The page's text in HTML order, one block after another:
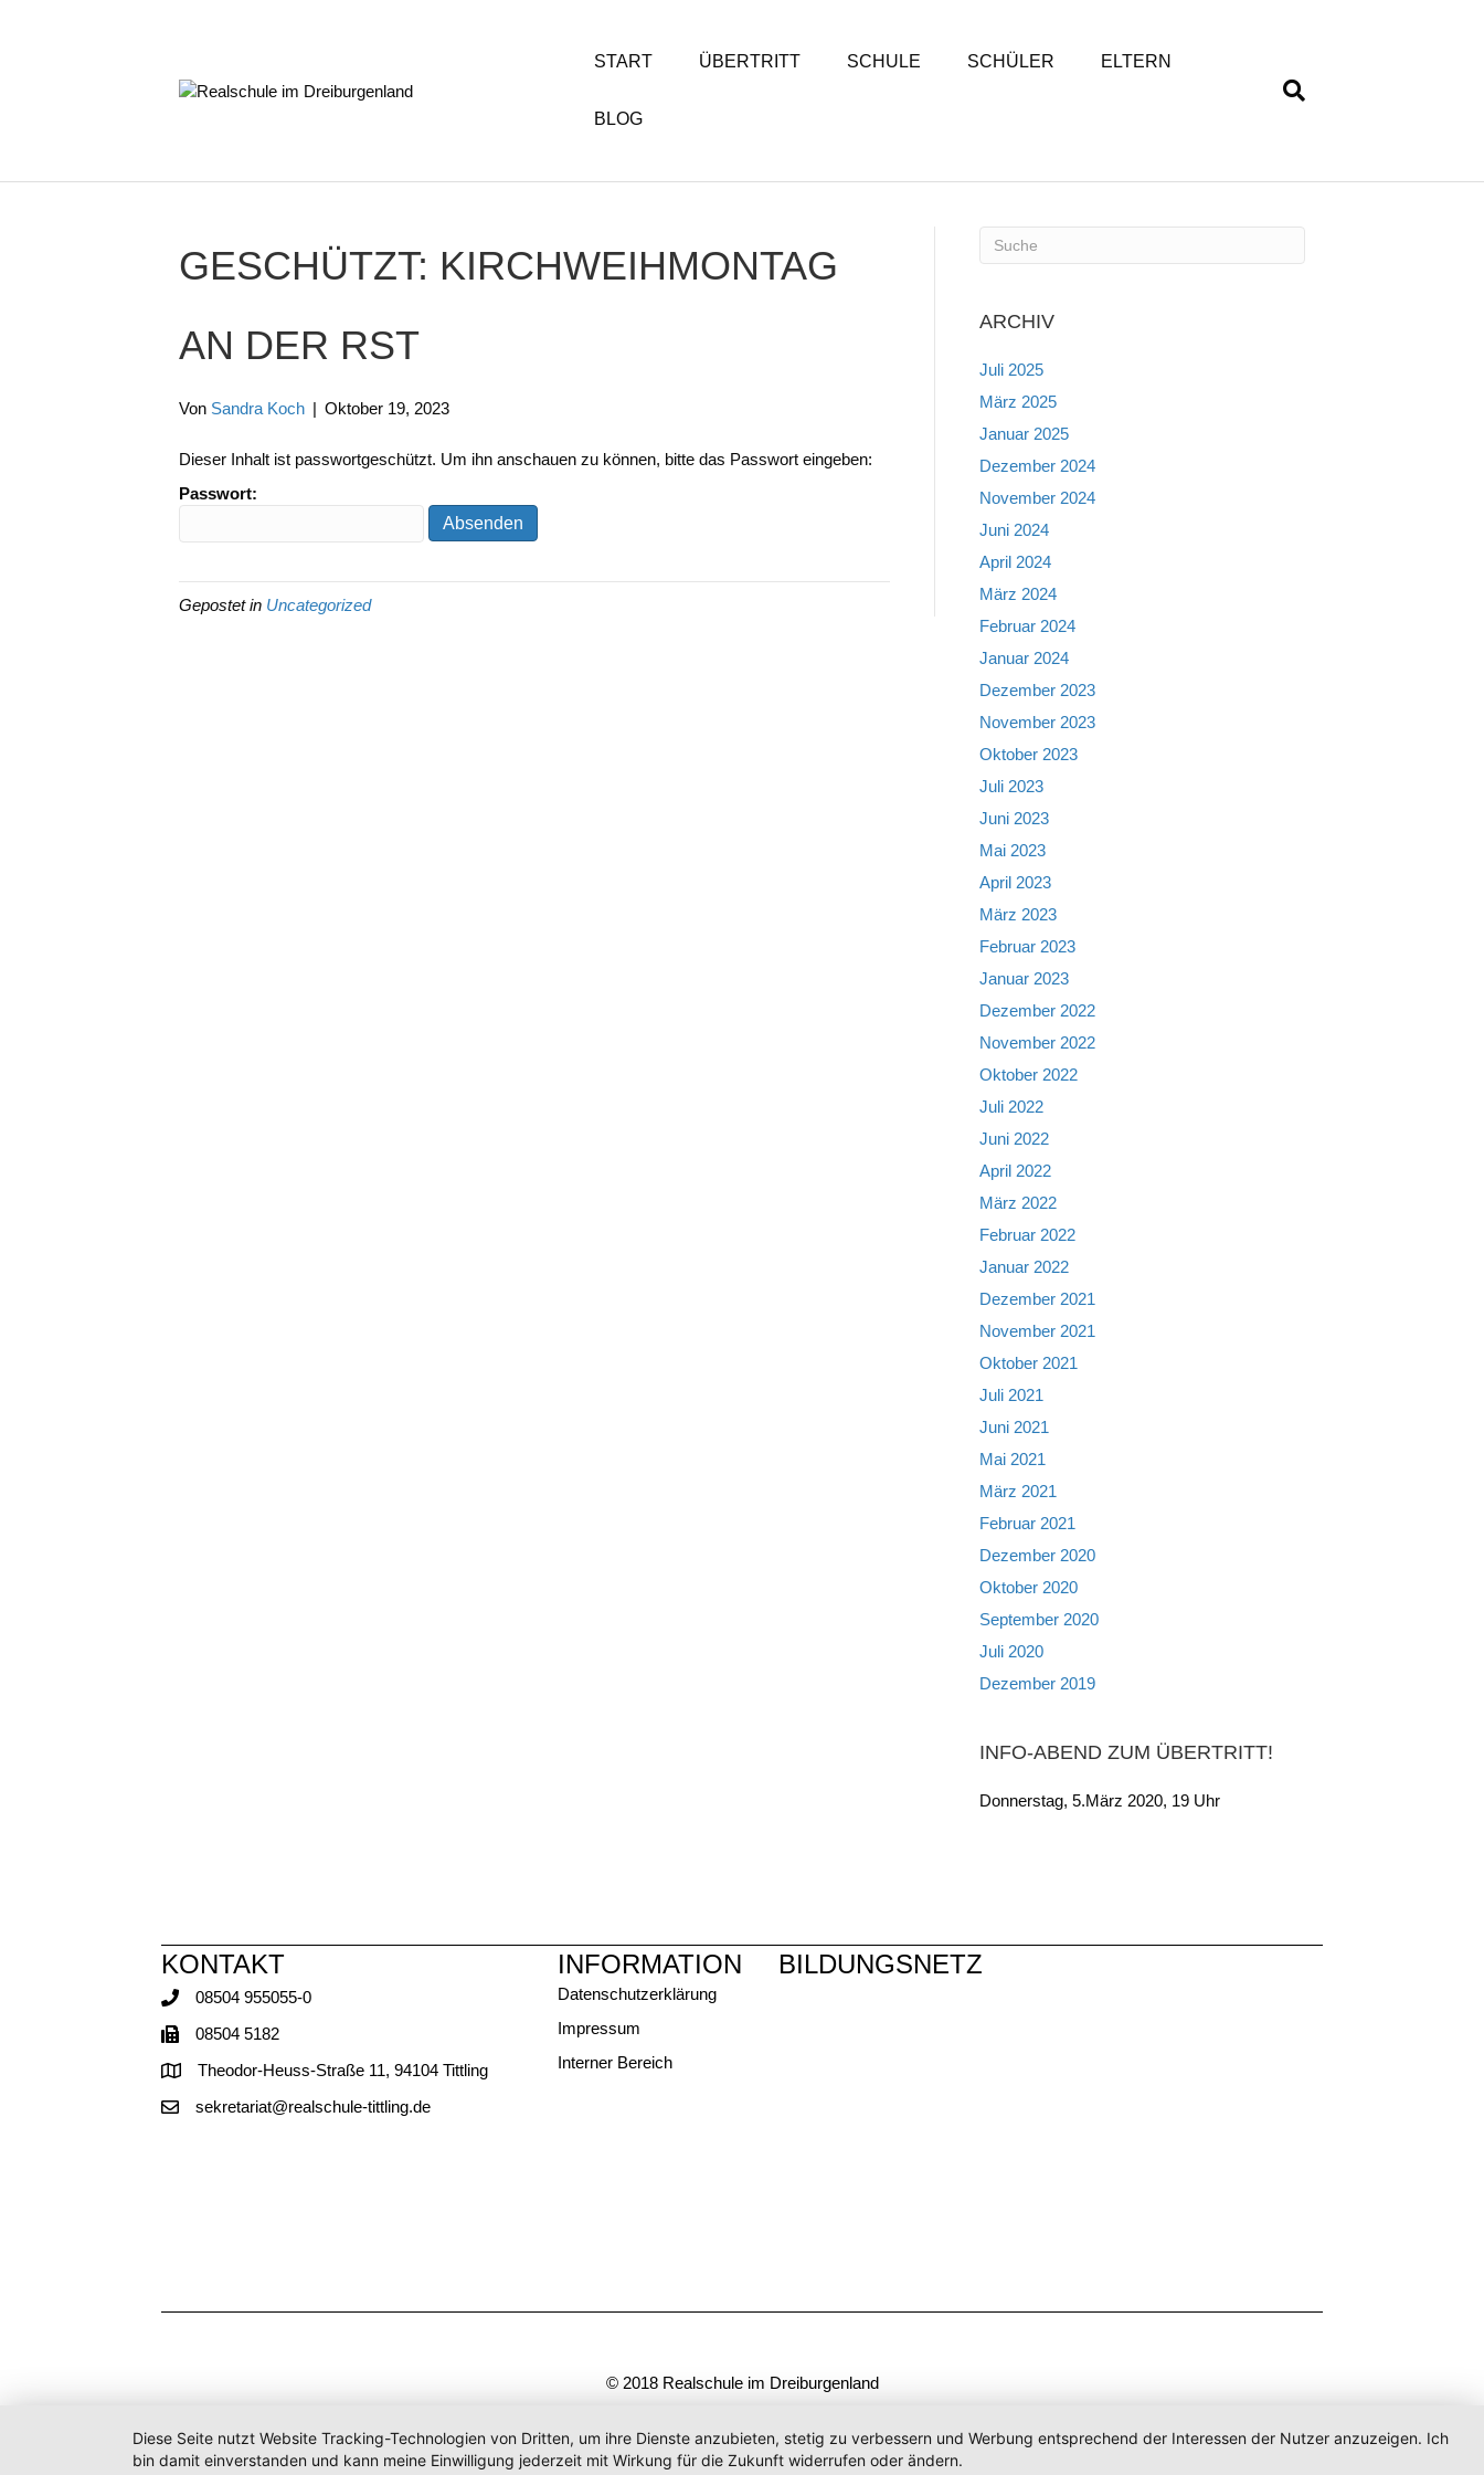
START ÜBERTRITT SCHULE SCHÜLER ELTERN
BLOG
GESCHÜTZT: KIRCHWEIHMONTAG
AN DER RST
Von Sandra Koch | Oktober 19, 2023
Dieser Inhalt ist passwortgeschützt. Um ihn anschauen zu können, bitte das Passwort eingeben:
Passwort:
Gepostet in Uncategorized
ARCHIV
Juli 2025
März 2025
Januar 2025
Dezember 2024
November 2024
Juni 2024
April 2024
März 2024
Februar 2024
Januar 2024
Dezember 2023
November 2023
Oktober 2023
Juli 2023
Juni 2023
Mai 2023
April 2023
März 2023
Februar 2023
Januar 2023
Dezember 2022
November 2022
Oktober 2022
Juli 2022
Juni 2022
April 2022
März 2022
Februar 2022
Januar 2022
Dezember 2021
November 2021
Oktober 2021
Juli 2021
Juni 2021
Mai 2021
März 2021
Februar 2021
Dezember 2020
Oktober 2020
September 2020
Juli 2020
Dezember 2019
INFO-ABEND ZUM ÜBERTRITT!
Donnerstag, 5.März 2020, 19 Uhr
KONTAKT
08504 955055-0
08504 5182
Theodor-Heuss-Straße 11, 94104 Tittling
sekretariat@realschule-tittling.de
INFORMATION
Datenschutzerklärung
Impressum
Interner Bereich
BILDUNGSNETZ
© 2018 Realschule im Dreiburgenland
Diese Seite nutzt Website Tracking-Technologien von Dritten, um ihre Dienste anzubieten, stetig zu verbessern und Werbung entsprechend der Interessen der Nutzer anzuzeigen. Ich
bin damit einverstanden und kann meine Einwilligung jederzeit mit Wirkung für die Zukunft widerrufen oder ändern.